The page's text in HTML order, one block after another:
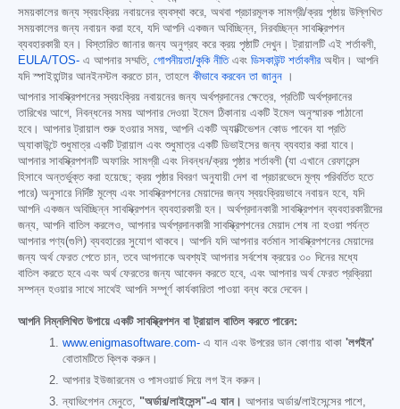
সময়কালের জন্য স্বয়ংক্রিয় নবায়নের ব্যবস্থা করে, অথবা প্রচারমূলক সামগ্রী/ক্রয় পৃষ্ঠায় উল্লিখিত
সময়কালের জন্য নবায়ন করা হবে, যদি আপনি একজন অবিচ্ছিন্ন, নিরবচ্ছিন্ন সাবস্ক্রিপশন
ব্যবহারকারী হন। বিস্তারিত জানার জন্য অনুগ্রহ করে ক্রয় পৃষ্ঠাটি দেখুন। ট্রায়ালটি এই শর্তাবলী,
EULA/TOS- এ আপনার সম্মতি, গোপনীয়তা/কুকি নীতিএবং ডিসকাউন্ট শর্তাবলীর অধীন। আপনি
যদি স্পাইহান্টার আনইনস্টল করতে চান, তাহলে কীভাবে করবেন তা জানুন ।
আপনার সাবস্ক্রিপশনের স্বয়ংক্রিয় নবায়নের জন্য অর্থপ্রদানের ক্ষেত্রে, প্রতিটি অর্থপ্রদানের
তারিখের আগে, নিবন্ধনের সময় আপনার দেওয়া ইমেল ঠিকানায় একটি ইমেল অনুস্মারক পাঠানো
হবে। আপনার ট্রায়াল শুরু হওয়ার সময়, আপনি একটি অ্যাক্টিভেশন কোড পাবেন যা প্রতি
অ্যাকাউন্টে শুধুমাত্র একটি ট্রায়াল এবং শুধুমাত্র একটি ডিভাইসের জন্য ব্যবহার করা যাবে।
আপনার সাবস্ক্রিপশনটি অফারিং সামগ্রী এবং নিবন্ধন/ক্রয় পৃষ্ঠার শর্তাবলী (যা এখানে রেফারেন্স
হিসাবে অন্তর্ভুক্ত করা হয়েছে; ক্রয় পৃষ্ঠার বিবরণ অনুযায়ী দেশ বা প্রচারভেদে মূল্য পরিবর্তিত হতে
পারে) অনুসারে নির্দিষ্ট মূল্যে এবং সাবস্ক্রিপশনের মেয়াদের জন্য স্বয়ংক্রিয়ভাবে নবায়ন হবে, যদি
আপনি একজন অবিচ্ছিন্ন সাবস্ক্রিপশন ব্যবহারকারী হন। অর্থপ্রদানকারী সাবস্ক্রিপশন ব্যবহারকারীদের
জন্য, আপনি বাতিল করলেও, আপনার অর্থপ্রদানকারী সাবস্ক্রিপশনের মেয়াদ শেষ না হওয়া পর্যন্ত
আপনার পণ্য(গুলি) ব্যবহারের সুযোগ থাকবে। আপনি যদি আপনার বর্তমান সাবস্ক্রিপশনের মেয়াদের
জন্য অর্থ ফেরত পেতে চান, তবে আপনাকে অবশ্যই আপনার সর্বশেষ ক্রয়ের ৩০ দিনের মধ্যে
বাতিল করতে হবে এবং অর্থ ফেরতের জন্য আবেদন করতে হবে, এবং আপনার অর্থ ফেরত প্রক্রিয়া
সম্পন্ন হওয়ার সাথে সাথেই আপনি সম্পূর্ণ কার্যকারিতা পাওয়া বন্ধ করে দেবেন।
আপনি নিম্নলিখিত উপায়ে একটি সাবস্ক্রিপশন বা ট্রায়াল বাতিল করতে পারেন:
www.enigmasoftware.com- এ যান এবং উপরের ডান কোণায় থাকা 'লগইন'
বোতামটিতে ক্লিক করুন।
আপনার ইউজারনেম ও পাসওয়ার্ড দিয়ে লগ ইন করুন।
ন্যাভিগেশন মেনুতে, "অর্ডার/লাইসেন্স"-এ যান। আপনার অর্ডার/লাইসেন্সের পাশে,